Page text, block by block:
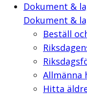
Dokument &
Dokument &
Beställ
Allmänna
Hitta